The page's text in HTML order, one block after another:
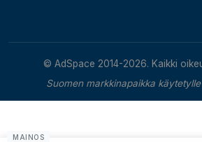
© AdSpace 2014-2026. Kaikki
Suomen markkinapaikka